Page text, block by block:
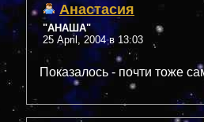
Анастасия
"АНАША"
25 April, 2004 в 13:03
Показалось - почти тоже